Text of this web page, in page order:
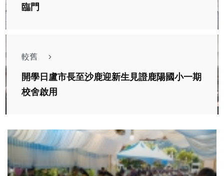
臨門
較舊
開學日盧市長至沙鹿迎新生見證鹿陽國小一期
校舍啟用